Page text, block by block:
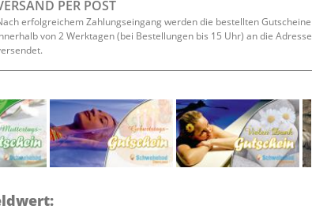
PER POST
erfolgreichem Zahlungseingang werden die bestellten Gutscheine
von 2 Werktagen (bei Bestellungen bis 15 Uhr) an die Adresse
: